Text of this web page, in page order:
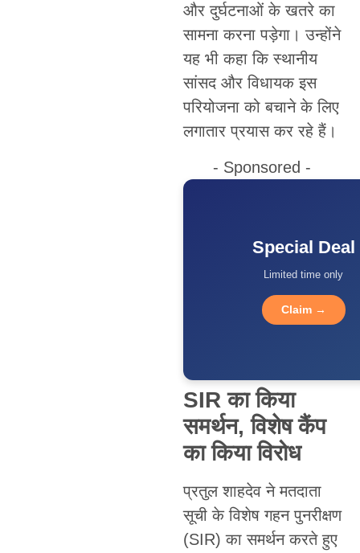
और दुर्घटनाओं के खतरे का
सामना करना पड़ेगा। उन्होंने
यह भी कहा कि स्थानीय
सांसद और विधायक इस
परियोजना को बचाने के लिए
लगातार प्रयास कर रहे हैं।
- Sponsored -
Special Deal
Limited time only
Claim →
SIR का किया
समर्थन, विशेष कैंप
का किया विरोध
प्रतुल शाहदेव ने मतदाता
सूची के विशेष गहन पुनरीक्षण
(SIR) का समर्थन करते हुए